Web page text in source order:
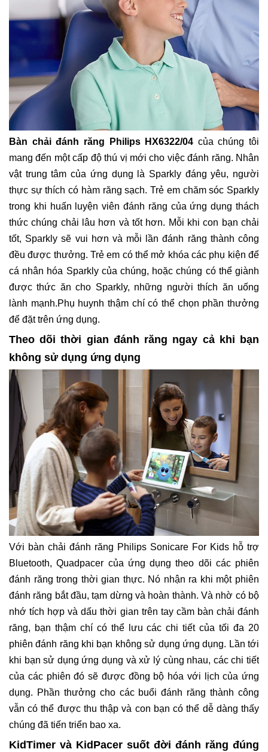
Bàn chải đánh răng Philips HX6322/04 của chúng tôi
mang đến một cấp độ thú vị mới cho việc đánh răng. Nhân
vật trung tâm của ứng dụng là Sparkly đáng yêu, người
thực sự thích có hàm răng sạch. Trẻ em chăm sóc Sparkly
trong khi huấn luyện viên đánh răng của ứng dụng thách
thức chúng chải lâu hơn và tốt hơn. Mỗi khi con bạn chải
tốt, Sparkly sẽ vui hơn và mỗi lần đánh răng thành công
đều được thưởng. Trẻ em có thể mở khóa các phụ kiện để
cá nhân hóa Sparkly của chúng, hoặc chúng có thể giành
được thức ăn cho Sparkly, những người thích ăn uống
lành mạnh.Phụ huynh thậm chí có thể chọn phần thưởng
để đặt trên ứng dụng.
Theo dõi thời gian đánh răng ngay cả khi bạn
không sử dụng ứng dụng
Với bàn chải đánh răng Philips Sonicare For Kids hỗ trợ
Bluetooth, Quadpacer của ứng dụng theo dõi các phiên
đánh răng trong thời gian thực. Nó nhận ra khi một phiên
đánh răng bắt đầu, tạm dừng và hoàn thành. Và nhờ có bộ
nhớ tích hợp và dấu thời gian trên tay cầm bàn chải đánh
răng, bạn thậm chí có thể lưu các chi tiết của tối đa 20
phiên đánh răng khi bạn không sử dụng ứng dụng. Lần tới
khi bạn sử dụng ứng dụng và xử lý cùng nhau, các chi tiết
của các phiên đó sẽ được đồng bộ hóa với lịch của ứng
dụng. Phần thưởng cho các buổi đánh răng thành công
vẫn có thể được thu thập và con bạn có thể dễ dàng thấy
chúng đã tiến triển bao xa.
KidTimer và KidPacer suốt đời đánh răng đúng